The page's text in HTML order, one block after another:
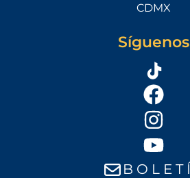
CDMX
Síguenos
B O L E T